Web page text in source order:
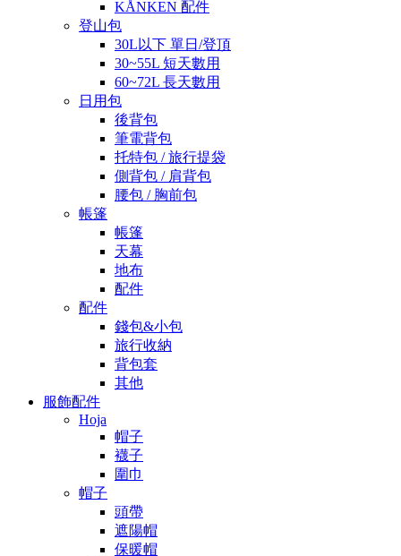
KÅNKEN 配件
登山包
30L以下 單日/登頂
30~55L 短天數用
60~72L 長天數用
日用包
後背包
筆電背包
托特包 / 旅行提袋
側背包 / 肩背包
腰包 / 胸前包
帳篷
帳篷
天幕
地布
配件
配件
錢包&小包
旅行收納
背包套
其他
服飾配件
Hoja
帽子
襪子
圍巾
帽子
頭帶
遮陽帽
保暖帽